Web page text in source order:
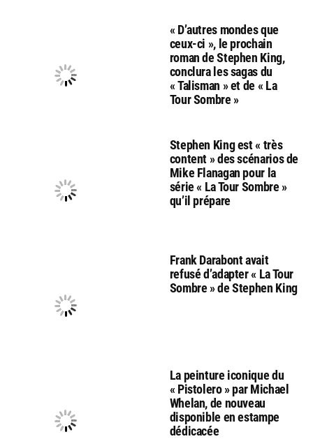
« D’autres mondes que
ceux-ci », le prochain
roman de Stephen King,
conclura les sagas du
« Talisman » et de « La
Tour Sombre »
Stephen King est « très
content » des scénarios de
Mike Flanagan pour la
série « La Tour Sombre »
qu’il prépare
Frank Darabont avait
refusé d’adapter « La Tour
Sombre » de Stephen King
La peinture iconique du
« Pistolero » par Michael
Whelan, de nouveau
disponible en estampe
dédicacée